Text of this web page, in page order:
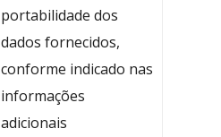
portabilidade dos
dados fornecidos,
conforme indicado nas
informações
adicionais